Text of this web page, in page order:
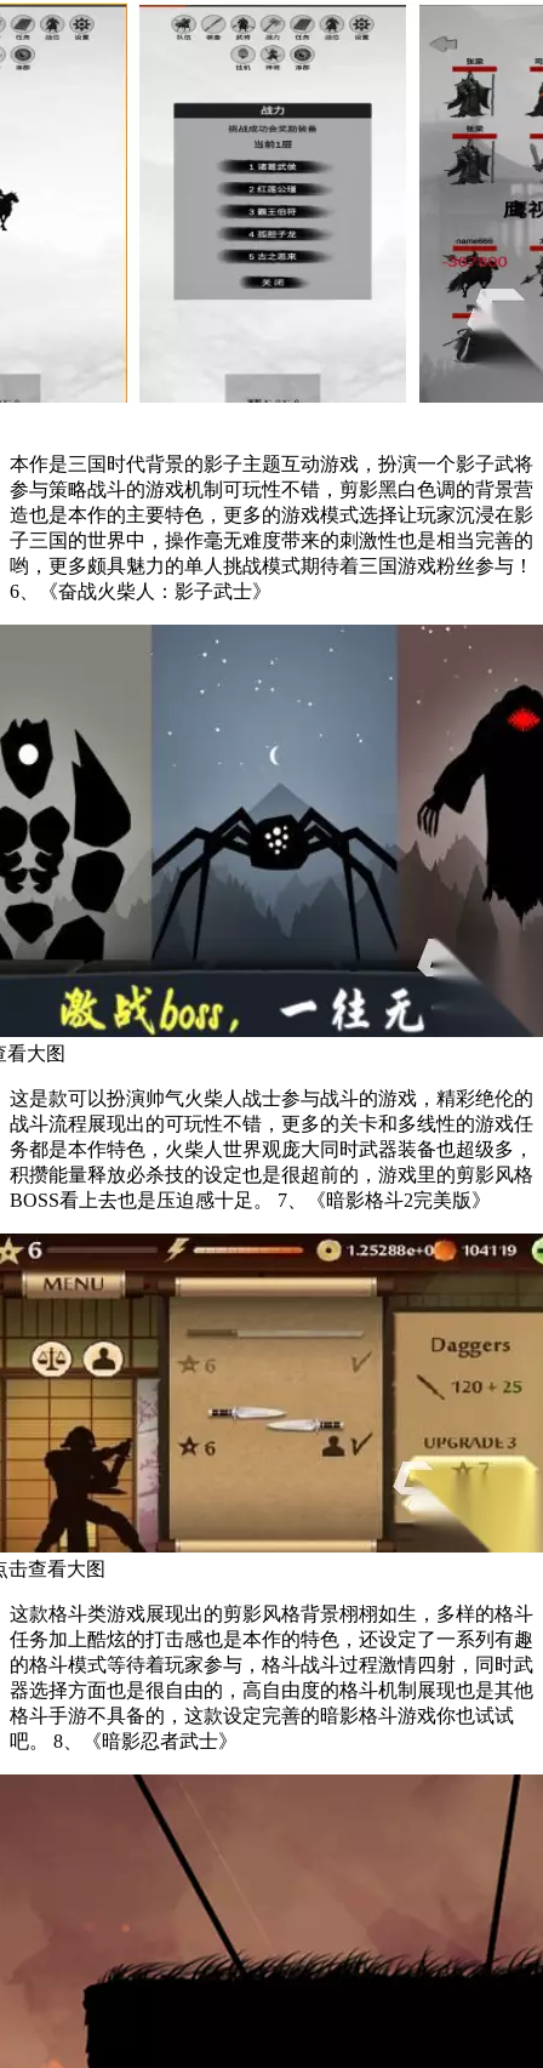
本作是三国时代背景的影子主题互动游戏，扮演一个影子武将
参与策略战斗的游戏机制可玩性不错，剪影黑白色调的背景营
造也是本作的主要特色，更多的游戏模式选择让玩家沉浸在影
子三国的世界中，操作毫无难度带来的刺激性也是相当完善的
哟，更多颇具魅力的单人挑战模式期待着三国游戏粉丝参与！
6、《奋战火柴人：影子武士》
看大图
这是款可以扮演帅气火柴人战士参与战斗的游戏，精彩绝伦的
战斗流程展现出的可玩性不错，更多的关卡和多线性的游戏任
务都是本作特色，火柴人世界观庞大同时武器装备也超级多，
积攒能量释放必杀技的设定也是很超前的，游戏里的剪影风格
BOSS看上去也是压迫感十足。 7、《暗影格斗2完美版》
击查看大图
这款格斗类游戏展现出的剪影风格背景栩栩如生，多样的格斗
任务加上酷炫的打击感也是本作的特色，还设定了一系列有趣
的格斗模式等待着玩家参与，格斗战斗过程激情四射，同时武
器选择方面也是很自由的，高自由度的格斗机制展现也是其他
格斗手游不具备的，这款设定完善的暗影格斗游戏你也试试
吧。 8、《暗影忍者武士》